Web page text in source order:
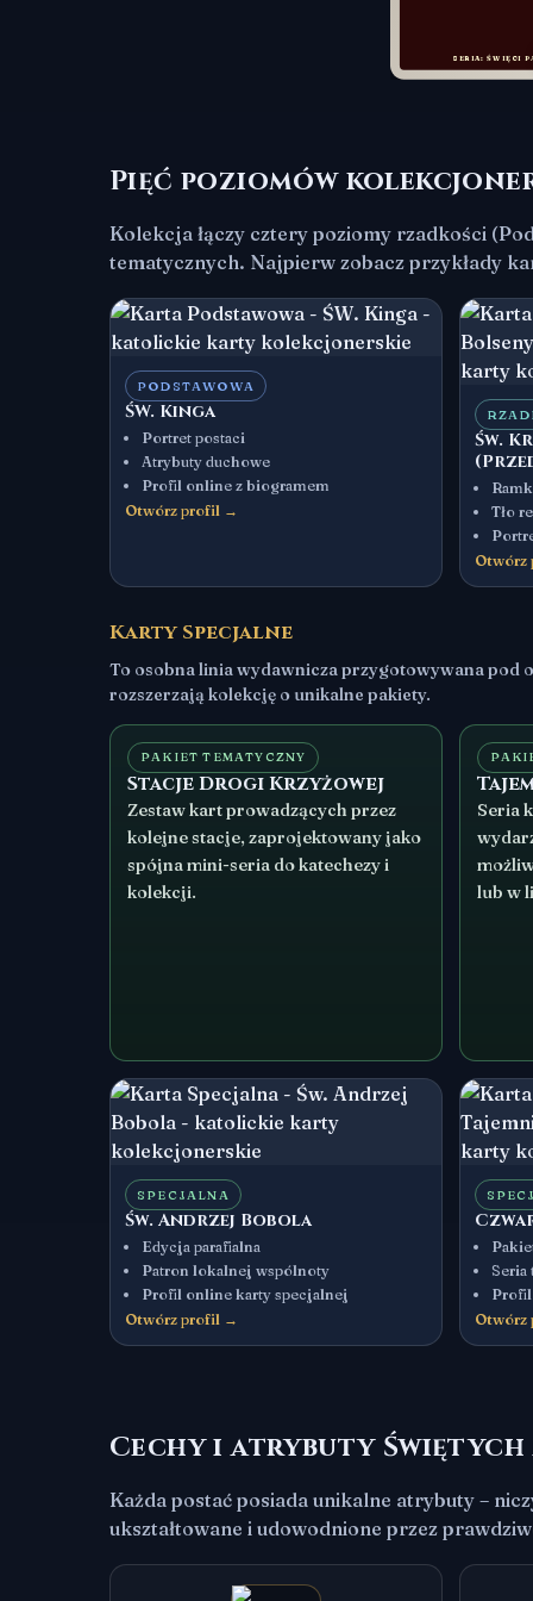
SERIA: ŚWIĘCI
Pięć poziomów
Kolekcja łączy cztery poziomy rzadkości
tematycznych. Najpierw zobacz przykłady
PODSTAWOWA
ŚW. Kinga
Portret postaci
Atrybuty duchowe
Profil online z biogramem
Otwórz profil →
Św.
Tło
Karty Specjalne
To osobna linia wydawnicza przygotowywana pod
rozszerzają kolekcję o unikalne pakiety.
PAKIET TEMATYCZNY
Stacje Drogi Krzyżowej
Zestaw kart prowadzących przez
kolejne stacje, zaprojektowany jako
spójna mini-seria do katechezy i
kolekcji.
Seria
lub w
SPECJALNA
Św. Andrzej Bobola
Edycja parafialna
Patron lokalnej wspólnoty
Profil online karty specjalnej
Otwórz profil →
Cechy i atrybuty
Każda postać posiada unikalne atrybuty –
ukształtowane i udowodnione przez